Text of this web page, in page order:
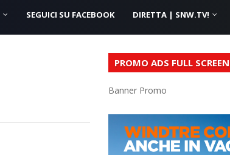
SEGUICI SU FACEBOOK DIRETTA | SNW.TV!
PROMO ADS FULL SCREEN
Banner Promo